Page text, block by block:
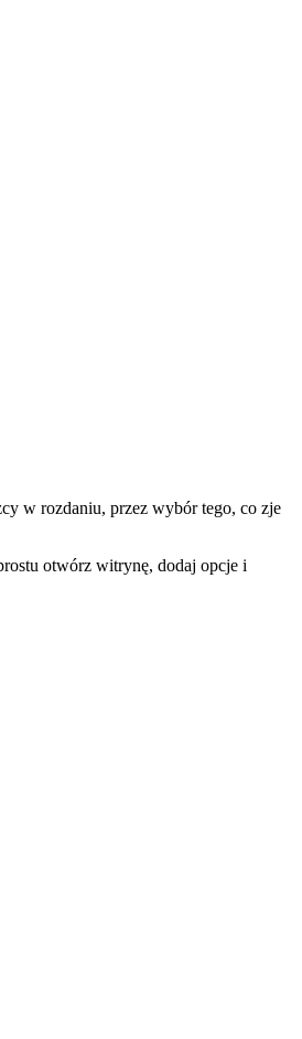
w rozdaniu, przez wybór tego, co zje
otwórz witrynę, dodaj opcje i